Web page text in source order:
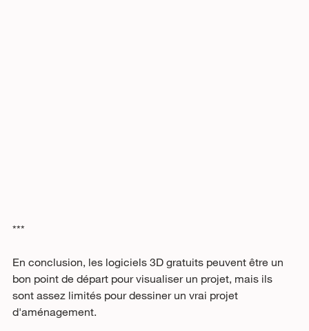
***
En conclusion, les logiciels 3D gratuits peuvent être un
bon point de départ pour visualiser un projet, mais ils
sont assez limités pour dessiner un vrai projet
d'aménagement.